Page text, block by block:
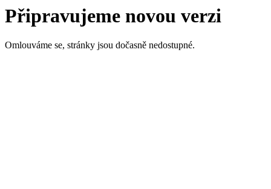
Připravujeme novou verzi
Omlouváme se, stránky jsou dočasně nedostupné.